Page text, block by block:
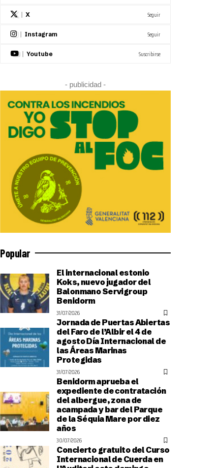
X Seguir
Instagram Seguir
Youtube Suscribirse
- publicidad -
Popular
El internacional estonio
Koks, nuevo jugador del
Balonmano Servigroup
Benidorm
31/07/2026
Jornada de Puertas Abiertas
del Faro de l’Albir el 4 de
agosto Día Internacional de
las Áreas Marinas
Protegidas
31/07/2026
Benidorm aprueba el
expediente de contratación
del albergue, zona de
acampada y bar del Parque
de la Séquia Mare por diez
años
30/07/2026
Concierto gratuito del Curso
Internacional de Cuerda en